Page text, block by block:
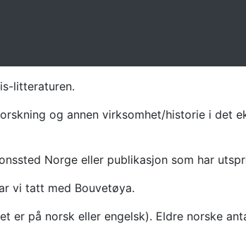
litteraturen.
og annen virksomhet/historie i det
Norge eller publikasjon som har
vi tatt med Bouvetøya.
er på norsk eller engelsk). Eldre norske